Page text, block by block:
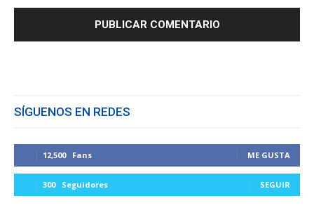
SÍGUENOS EN REDES
12,500 Fans ME GUSTA
300 Seguidores SEGUIR